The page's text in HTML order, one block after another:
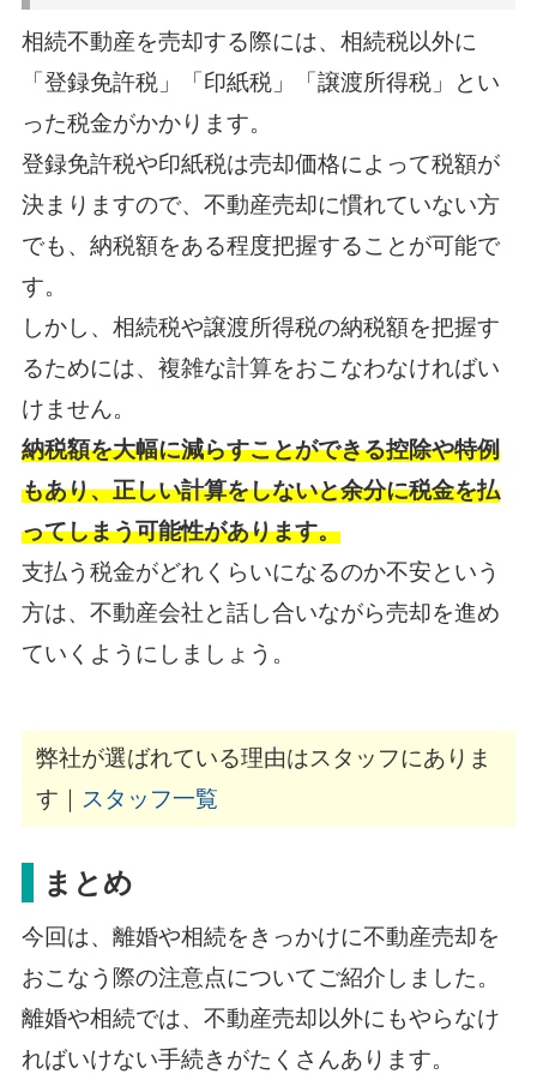
相続不動産を売却する際には、相続税以外に
「登録免許税」「印紙税」「譲渡所得税」とい
った税金がかかります。
登録免許税や印紙税は売却価格によって税額が
決まりますので、不動産売却に慣れていない方
でも、納税額をある程度把握することが可能で
す。
しかし、相続税や譲渡所得税の納税額を把握す
るためには、複雑な計算をおこなわなければい
けません。
納税額を大幅に減らすことができる控除や特例
もあり、正しい計算をしないと余分に税金を払
ってしまう可能性があります。
支払う税金がどれくらいになるのか不安という
方は、不動産会社と話し合いながら売却を進め
ていくようにしましょう。
弊社が選ばれている理由はスタッフにありま
す｜ スタッフ一覧
まとめ
今回は、離婚や相続をきっかけに不動産売却を
おこなう際の注意点についてご紹介しました。
離婚や相続では、不動産売却以外にもやらなけ
ればいけない手続きがたくさんあります。